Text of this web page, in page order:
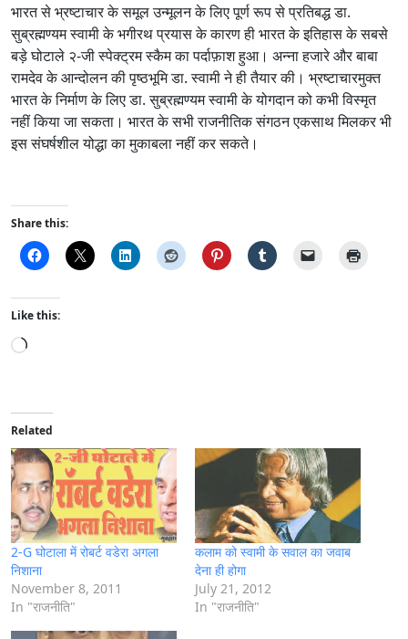
भारत से भ्रष्टाचार के समूल उन्मूलन के लिए पूर्ण रूप से प्रतिबद्ध डा.
सुब्रह्मण्यम स्वामी के भगीरथ प्रयास के कारण ही भारत के इतिहास के सबसे
बड़े घोटाले २-जी स्पेक्ट्रम स्कैम का पर्दाफ़ाश हुआ। अन्ना हजारे और बाबा
रामदेव के आन्दोलन की पृष्ठभूमि डा. स्वामी ने ही तैयार की। भ्रष्टाचारमुक्त
भारत के निर्माण के लिए डा. सुब्रह्मण्यम स्वामी के योगदान को कभी विस्मृत
नहीं किया जा सकता। भारत के सभी राजनीतिक संगठन एकसाथ मिलकर भी
इस संघर्षशील योद्धा का मुकाबला नहीं कर सकते।
Share this:
Like this:
L
d
i
n
g
…
Related
2-G घोटाला में रोबर्ट वडेरा अगला
निशाना
November 8, 2011
In "राजनीति"
कलाम को स्वामी के सवाल का जवाब
देना ही होगा
July 21, 2012
In "राजनीति"